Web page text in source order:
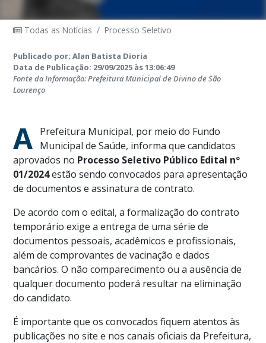
Todas as Notícias / Processo Seletivo
Publicado por: Alan Batista Dioria
Data de Publicação: 29/09/2025 às 13:06:49
Fonte da Informação: Prefeitura Municipal de Divino de São
Lourenço
A Prefeitura Municipal, por meio do Fundo
Municipal de Saúde, informa que candidatos
aprovados no Processo Seletivo Público Edital nº
01/2024estão sendo convocados para apresentação
de documentos e assinatura de contrato.
De acordo com o edital, a formalização do contrato
temporário exige a entrega de uma série de
documentos pessoais, acadêmicos e profissionais,
além de comprovantes de vacinação e dados
bancários. O não comparecimento ou a ausência de
qualquer documento poderá resultar na eliminação
do candidato.
É importante que os convocados fiquem atentos às
publicações no site e nos canais oficiais da Prefeitura,